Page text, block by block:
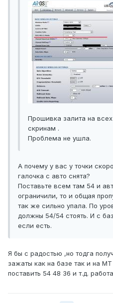
Прошивка залита на
скринам .
Проблема не ушла.
А почему у вас у точки
галочка с авто снята?
Поставьте всем там 54 и
ограничили, то и общая
так же сильно упала. По
должны 54/54 стоять. И с
если есть.
Я бы с радостью ,но тодга
зажаты как на базе так и на
поставить 54 48 36 и т.д.